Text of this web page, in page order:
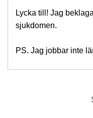
Lycka till! Jag
sjukdomen.
PS. Jag jobbar inte